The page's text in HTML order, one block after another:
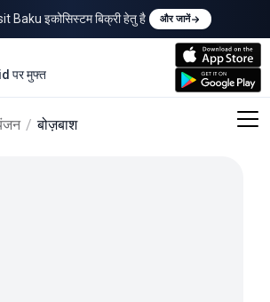
Baku इकोसिस्टम बिक्री हेतु है और जानें
पर मुफ्त
/ बोज़बाश